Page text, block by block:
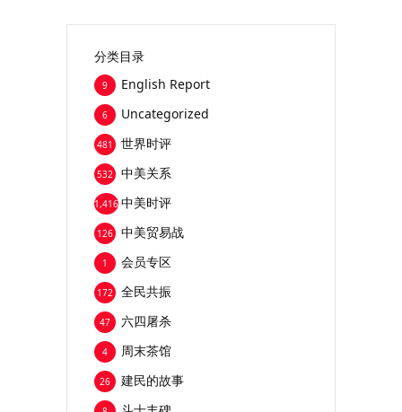
分类目录
English Report
9
Uncategorized
6
世界时评
481
中美关系
532
中美时评
1,416
中美贸易战
126
会员专区
1
全民共振
172
六四屠杀
47
周末茶馆
4
建民的故事
26